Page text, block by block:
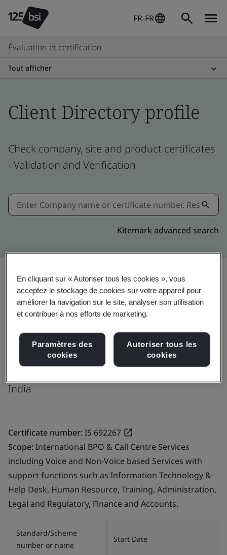
FR-FR
Évaluation et certification
Tout afficher
Client Directory profile
Check company, site and product certificates
- Validation and Verification
Kitemark advanced search
Partager: Mise à niveau
Fusion CX Limited
Webel IT Park
India
Certificate number:IS 692267
Scope:International BPO & Call Centre Services
including Voice and Non-Voice based Services with
support functions such as Information Technology &
Help Desk, Human Resource, Training, Administration,
Legal and Regulatory, Finance and Accounts.
Standard/Scheme
number or name
Start Date
En cliquant sur « Autoriser tous les cookies », vous
acceptez le stockage de cookies sur votre appareil pour
améliorer la navigation sur le site, analyser son utilisation
et contribuer à nos efforts de marketing.
Paramètres des
cookies
Autoriser tous les
cookies